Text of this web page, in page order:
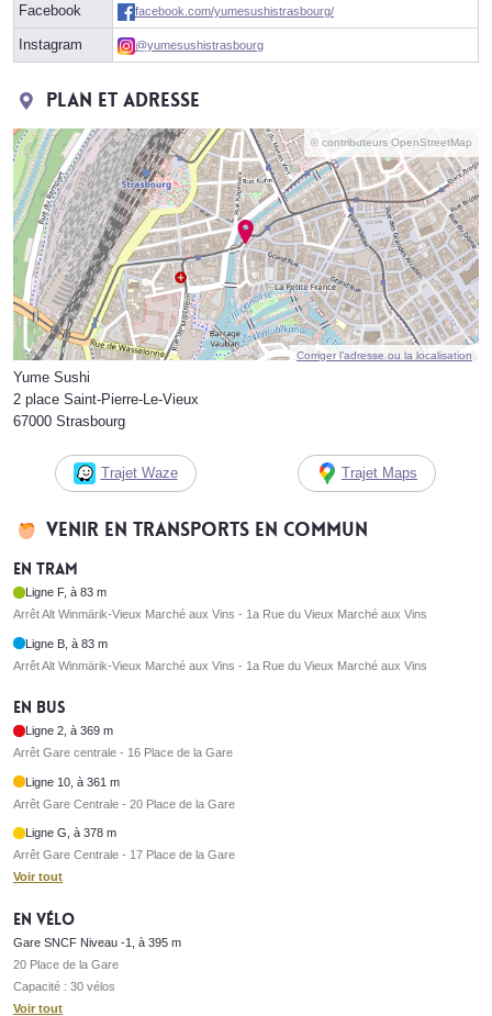
Facebook facebook.com/yumesushistrasbourg/
Instagram @yumesushistrasbourg
Plan et adresse
© contributeurs OpenStreetMap
Corriger l’adresse ou la localisation
Yume Sushi
2 place Saint-Pierre-Le-Vieux
67000 Strasbourg
Trajet Waze Trajet Maps
Venir en transports en commun
En tram
Ligne F, à 83 m
Arrêt Alt Winmärik-Vieux Marché aux Vins - 1a Rue du Vieux Marché aux Vins
Ligne B, à 83 m
Arrêt Alt Winmärik-Vieux Marché aux Vins - 1a Rue du Vieux Marché aux Vins
En bus
Ligne 2, à 369 m
Arrêt Gare centrale - 16 Place de la Gare
Ligne 10, à 361 m
Arrêt Gare Centrale - 20 Place de la Gare
Ligne G, à 378 m
Arrêt Gare Centrale - 17 Place de la Gare
Voir tout
En vélo
Gare SNCF Niveau -1, à 395 m
20 Place de la Gare
Capacité : 30 vélos
Voir tout